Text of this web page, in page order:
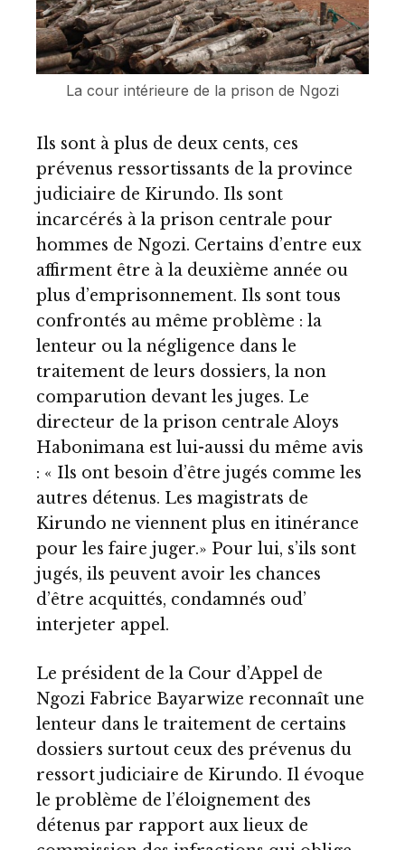
La cour intérieure de la prison de Ngozi
Ils sont à plus de deux cents, ces
prévenus ressortissants de la province
judiciaire de Kirundo. Ils sont
incarcérés à la prison centrale pour
hommes de Ngozi. Certains d’entre eux
affirment être à la deuxième année ou
plus d’emprisonnement. Ils sont tous
confrontés au même problème : la
lenteur ou la négligence dans le
traitement de leurs dossiers, la non
comparution devant les juges. Le
directeur de la prison centrale Aloys
Habonimana est lui-aussi du même avis
: « Ils ont besoin d’être jugés comme les
autres détenus. Les magistrats de
Kirundo ne viennent plus en itinérance
pour les faire juger.» Pour lui, s’ils sont
jugés, ils peuvent avoir les chances
d’être acquittés, condamnés oud’
interjeter appel.
Le président de la Cour d’Appel de
Ngozi Fabrice Bayarwize reconnaît une
lenteur dans le traitement de certains
dossiers surtout ceux des prévenus du
ressort judiciaire de Kirundo. Il évoque
le problème de l’éloignement des
détenus par rapport aux lieux de